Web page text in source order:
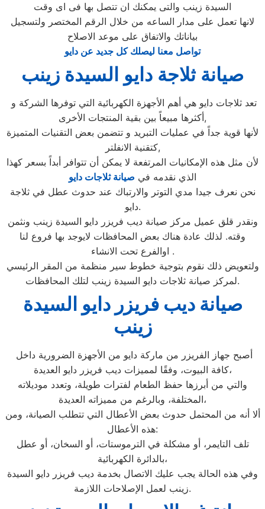
السيدة زينب والتى يمكنك ان تتصل بها فى اى وقت
لانها تعمل على مدار الساعه من خلال الرقم المختصر ولتسجيل
بياناتك والاتفاق على موعد الاصلاح
تواصل معنا ليصلك كل جديد عن دايو
صيانة ثلاجة دايو السيدة زينب
أكثرها مبيعاً بين بقية المنتجات الأخرى,
لأنها قوية جداً في عمليات التبريد و تتضمن بعض التقنيات المتميزة
كتقنية الانفلتر,
لأن مثل هذه الإمكانيات المرتفعة لا يمكن أن تتوافر أبداً بسعر كهذا
الذي نقدمه في صيانة ثلاجات دايو
نحن نعرف جيدا مدي التوتر والارتباك عند حدوث عطل في ثلاجة
دايو.
ونقدر قلق عميل مركز صيانة ديب فريزر دايو السيدة زينب ونثمن
وقته. لذلك عادة هناك بعض المحافظات لايوجد بها فروع لنا
اوالفرع تحت الانشاء .
ولتعويض ذلك نقوم بتوجية خطوط سير منظمة من المقر الرئيسي
لمركز صيانة ثلاجات دايو السيدة زينب لتلك المحافظات.
صيانة ديب فريزر دايو السيدة
زينب
كافة البيوت، وفقًا لمميزات ديب فريزر دايو العديدة،
والتي من أبرزها حفظ الطعام لفترات طويلة، وتعدد موديلاته
المختلفة، وبالرغم من مميزاته العديدة،
ألا أنه من المحتمل حدوث بعض الأعطال التي تتطلب الصيانة، ومن
هذه الأعطال:
تلف التايمر، أو مشكلة في الترموستات، أو السخان، أو عطل
بالدائرة الكهربائية،
وفي هذه الحالة يجب عليك الاتصال بخدمة ديب فريزر دايو السيدة
زينب لعمل الإصلاحات اللازمة.